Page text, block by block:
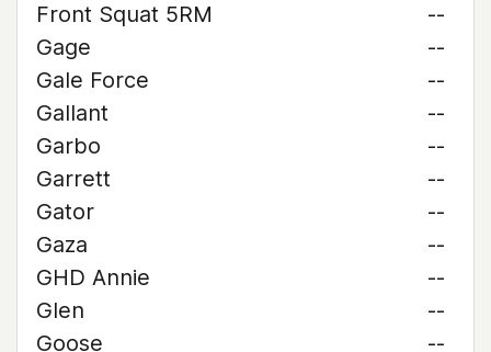
Front Squat 5RM
--
Gage
--
Gale Force
--
Gallant
--
Garbo
--
Garrett
--
Gator
--
Gaza
--
GHD Annie
--
Glen
--
Goose
--